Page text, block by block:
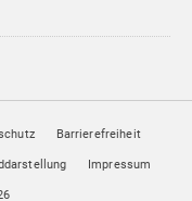
Barrierefreiheit
Impressum